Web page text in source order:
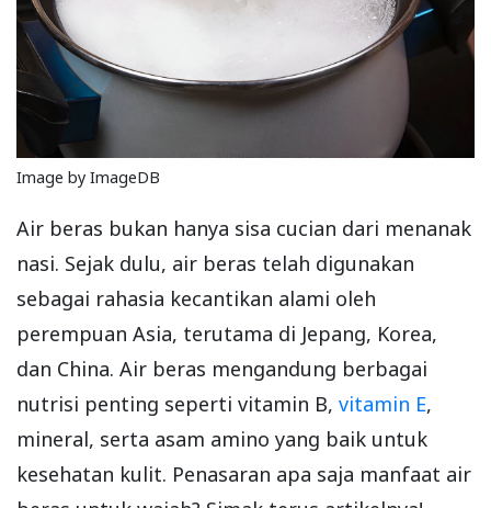
Image by ImageDB
Air beras bukan hanya sisa cucian dari menanak
nasi. Sejak dulu, air beras telah digunakan
sebagai rahasia kecantikan alami oleh
perempuan Asia, terutama di Jepang, Korea,
dan China. Air beras mengandung berbagai
nutrisi penting seperti vitamin B, vitamin E,
mineral, serta asam amino yang baik untuk
kesehatan kulit. Penasaran apa saja manfaat air